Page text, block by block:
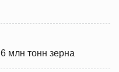
млн тонн зерна